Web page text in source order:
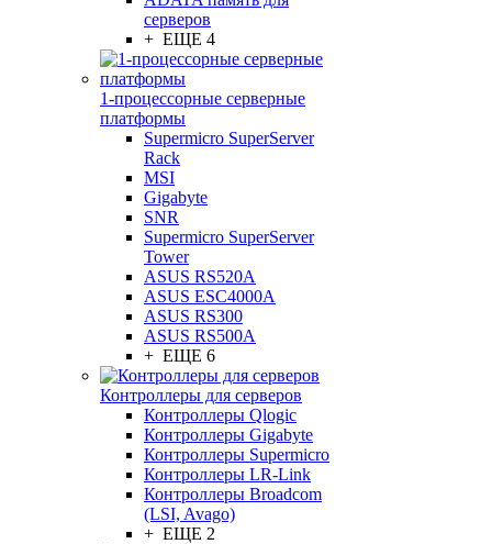
серверов
+ ЕЩЕ 4
1-процессорные серверные
платформы
Supermicro SuperServer
Rack
MSI
Gigabyte
SNR
Supermicro SuperServer
Tower
ASUS RS520A
ASUS ESC4000A
ASUS RS300
ASUS RS500A
+ ЕЩЕ 6
Контроллеры для серверов
Контроллеры Qlogic
Контроллеры Gigabyte
Контроллеры Supermicro
Контроллеры LR-Link
Контроллеры Broadcom
(LSI, Avago)
+ ЕЩЕ 2